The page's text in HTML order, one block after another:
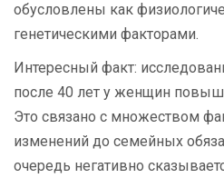
обусловлены как
генетическими факторами.
Интересный факт:
после 40 лет у женщин
Это связано с множеством
изменений до семейных
очередь негативно